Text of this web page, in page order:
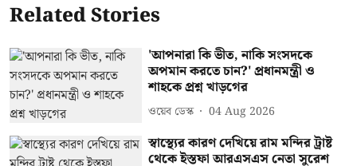
Related Stories
'আপনারা কি ভীত, নাকি সংসদকে
অপমান করতে চান?' প্রধানমন্ত্রী ও
শাহকে প্রশ্ন খাড়গের
ওয়েব ডেস্ক 04 Aug 2026
স্বাস্থ্যের কারণ দেখিয়ে রাম মন্দির ট্রাষ্ট
থেকে ইস্তফা আরএসএস নেতা সুরেশ